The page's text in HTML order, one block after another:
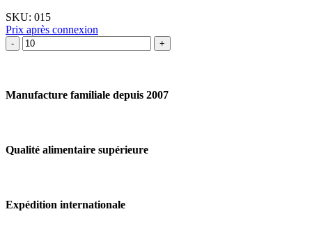
de
lapin
SKU: 015
Prix après connexion
quantité
de
Tête
Manufacture familiale depuis 2007
Qualité alimentaire supérieure
Expédition internationale